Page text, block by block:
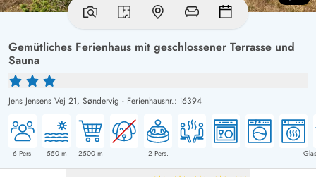
Gemütliches Ferienhaus mit geschlossener Terrasse und
Sauna
Jens Jensens Vej 21, Søndervig - Ferienhausnr.: i6394
6Pers. 550m 2500m 2 Pers.